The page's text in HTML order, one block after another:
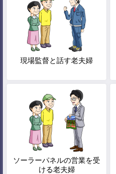
現場監督と話す老夫婦
ソーラーパネルの営業を受
ける老夫婦